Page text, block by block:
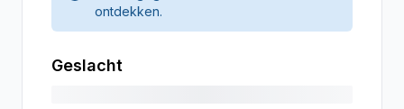
ontdekken.
Geslacht